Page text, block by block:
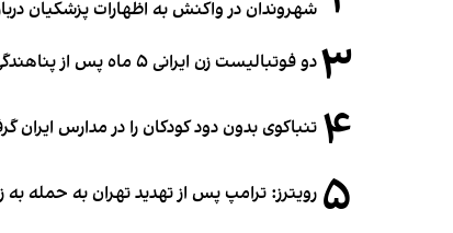
شهروندان در واکنش به اظهارات پزشکیان
۳دو فوتبالیست زن ایرانی ۵ ماه پس از پناهندگی، شهروند استرالیا شدند
۴ تنباکوی بدون دود کودکان را در مدارس ایران
۵ رویترز: ترامپ پس از تهدید تهران به حمله